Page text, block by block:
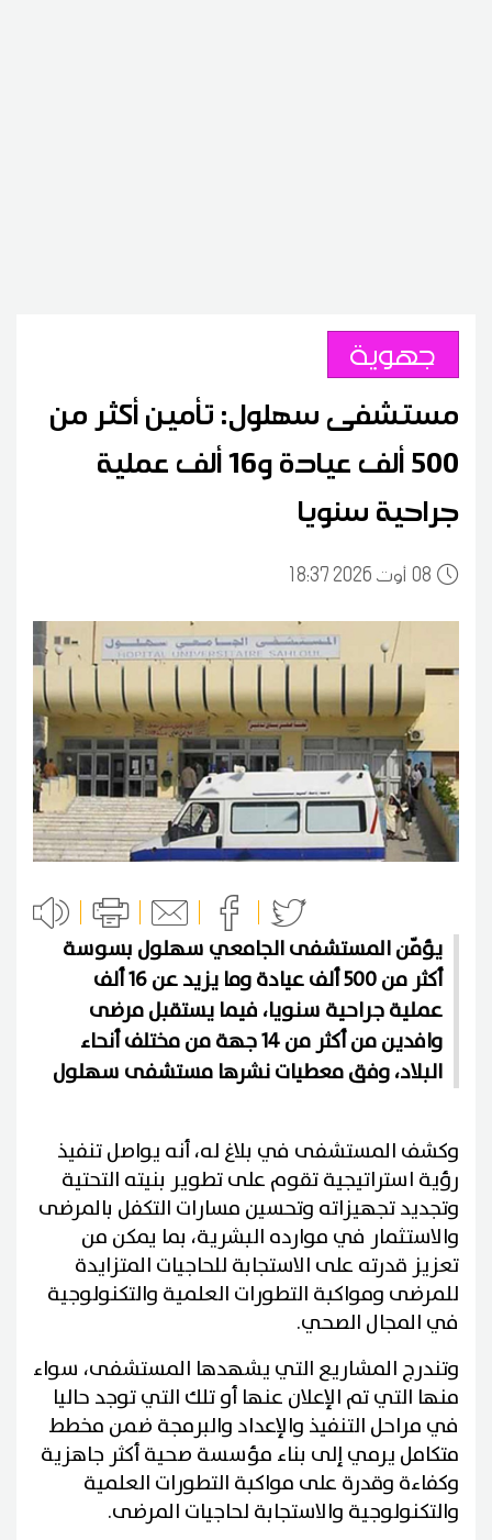
جهوية
مستشفى سهلول: تأمين أكثر من
500 ألف عيادة و16 ألف عملية
جراحية سنويا
0818:37 2026 أوت
يؤمّن المستشفى الجامعي سهلول بسوسة
أكثر من 500 ألف عيادة وما يزيد عن 16 ألف
عملية جراحية سنويا، فيما يستقبل مرضى
وافدين من أكثر من 14 جهة من مختلف أنحاء
البلاد، وفق معطيات نشرها مستشفى سهلول
وكشف المستشفى في بلاغ له، أنه يواصل تنفيذ
رؤية استراتيجية تقوم على تطوير بنيته التحتية
وتجديد تجهيزاته وتحسين مسارات التكفل بالمرضى
والاستثمار في موارده البشرية، بما يمكن من
تعزيز قدرته على الاستجابة للحاجيات المتزايدة
للمرضى ومواكبة التطورات العلمية والتكنولوجية
في المجال الصحي.
وتندرج المشاريع التي يشهدها المستشفى، سواء
منها التي تم الإعلان عنها أو تلك التي توجد حاليا
في مراحل التنفيذ والإعداد والبرمجة ضمن مخطط
متكامل يرمي إلى بناء مؤسسة صحية أكثر جاهزية
وكفاءة وقدرة على مواكبة التطورات العلمية
والتكنولوجية والاستجابة لحاجيات المرضى.